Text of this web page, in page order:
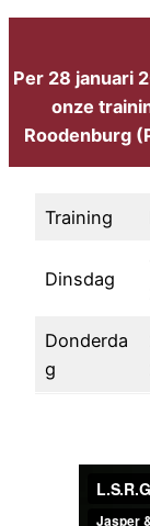
Per 28 januari
onze
Roodenburg
Training
Dinsdag
Donderda
g